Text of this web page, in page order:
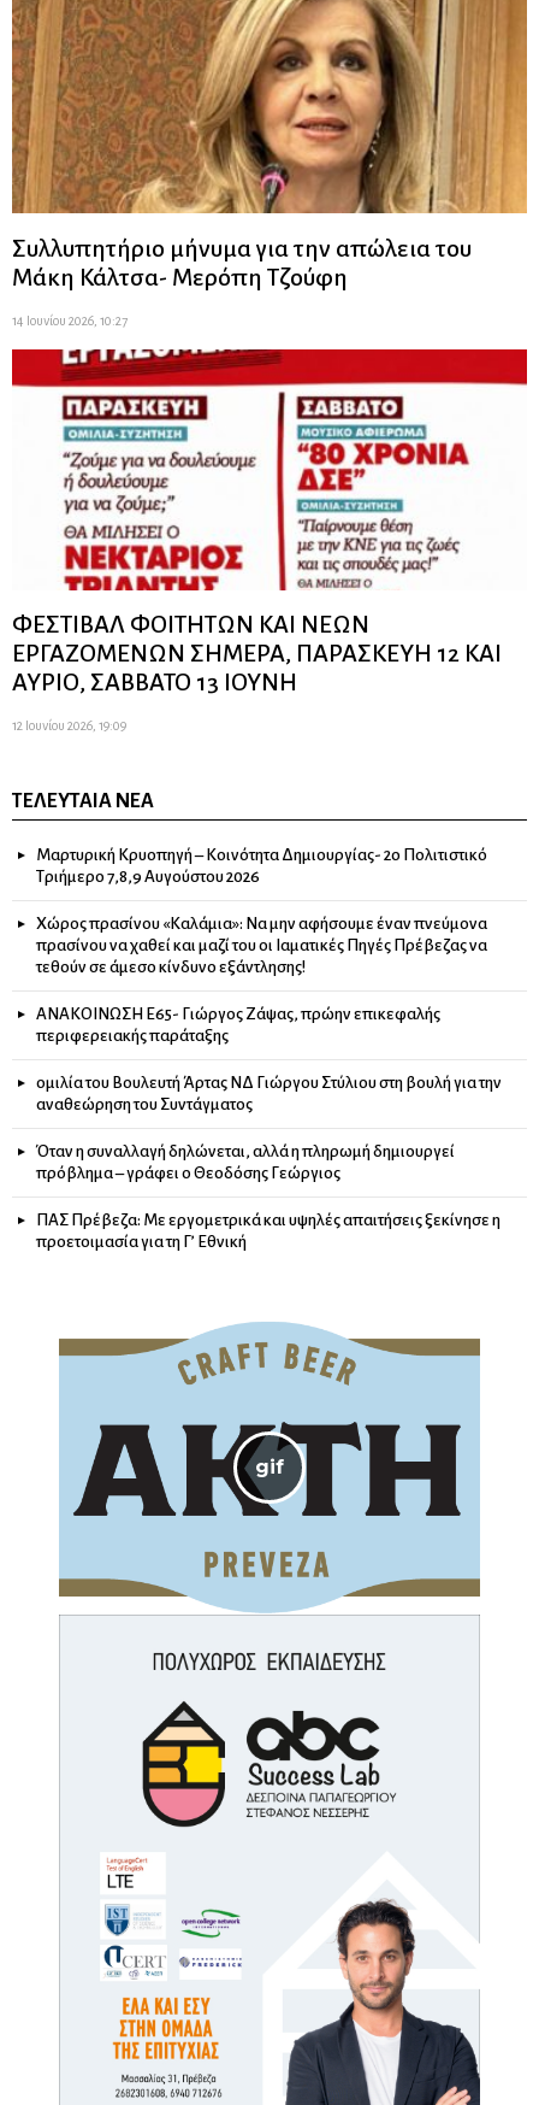
Συλλυπητήριο μήνυμα για την απώλεια του
Μάκη Κάλτσα- Μερόπη Τζούφη
14 Ιουνίου 2026, 10:27
ΦΕΣΤΙΒΑΛ ΦΟΙΤΗΤΩΝ ΚΑΙ ΝΕΩΝ
ΕΡΓΑΖΟΜΕΝΩΝ ΣΗΜΕΡΑ, ΠΑΡΑΣΚΕΥΗ 12 ΚΑΙ
ΑΥΡΙΟ, ΣΑΒΒΑΤΟ 13 ΙΟΥΝΗ
12 Ιουνίου 2026, 19:09
ΤΕΛΕΥΤΑΊΑ ΝΈΑ
Μαρτυρική Κρυοπηγή – Κοινότητα Δημιουργίας- 2ο Πολιτιστικό
Τριήμερο 7,8,9 Αυγούστου 2026
Χώρος πρασίνου «Καλάμια»: Να μην αφήσουμε έναν πνεύμονα
πρασίνου να χαθεί και μαζί του οι Ιαματικές Πηγές Πρέβεζας να
τεθούν σε άμεσο κίνδυνο εξάντλησης!
ΑΝΑΚΟΙΝΩΣΗ Ε65- Γιώργος Ζάψας, πρώην επικεφαλής
περιφερειακής παράταξης
ομιλία του Βουλευτή Άρτας ΝΔ Γιώργου Στύλιου στη βουλή για την
αναθεώρηση του Συντάγματος
Όταν η συναλλαγή δηλώνεται, αλλά η πληρωμή δημιουργεί
πρόβλημα – γράφει ο Θεοδόσης Γεώργιος
ΠΑΣ Πρέβεζα: Με εργομετρικά και υψηλές απαιτήσεις ξεκίνησε η
προετοιμασία για τη Γ’ Εθνική